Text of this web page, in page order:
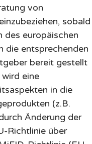
von
sobald
des europäischen
die entsprechenden
bereit gestellt
eine
in die
(z.B.
Änderung der
Richtlinie über